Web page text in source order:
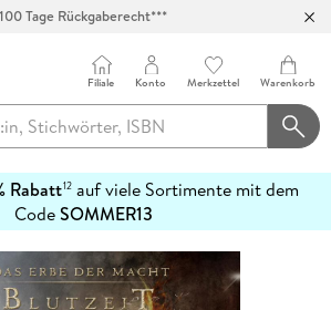
Filiale Konto Merkzettel Warenkorb
Rabatt12auf viele Sortimente mit dem
CodeSOMMER13